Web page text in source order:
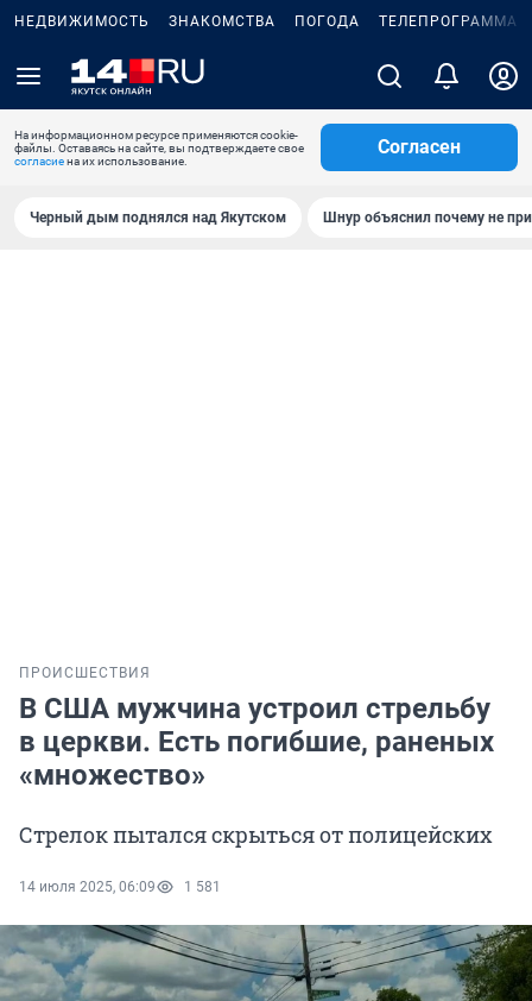
НЕДВИЖИМОСТЬ ЗНАКОМСТВА ПОГОДА ТЕЛЕПРОГРАММА
На информационном ресурсе применяются cookie-
файлы. Оставаясь на сайте, вы подтверждаете свое
согласиена их использование.
Согласен
Черный дым поднялся над Якутском Шнур объяснил почему не
ПРОИСШЕСТВИЯ
В США мужчина устроил стрельбу
в церкви. Есть погибшие, раненых
«множество»
Стрелок пытался скрыться от полицейских
14 июля 2025, 06:09 1 581